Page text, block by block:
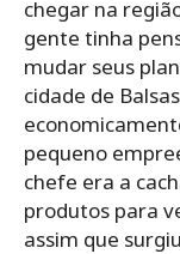
chegar na
gente tinha
mudar seus
cidade de
pequeno
chefe era a
produtos para
assim que